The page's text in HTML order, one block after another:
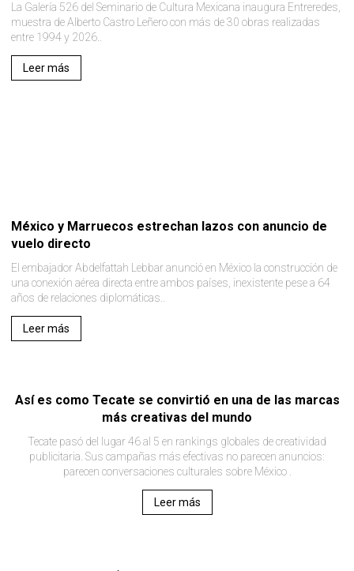
La Galería 526 del Seminario de Cultura Mexicana inaugura Entreredes,
muestra de Alberto Castro Leñero con más de 30 obras realizadas
entre 1994 y 2026..
Leer más
México y Marruecos estrechan lazos con anuncio de
vuelo directo
El embajador Abdelfattah Lebbar anunció en México la construcción de
una conexión aérea directa entre ambos países, inexistente pese a 64
años de relaciones diplomáticas..
Leer más
Así es como Tecate se convirtió en una de las marcas
más creativas del mundo
Tecate pasó del lugar 46 al 5 en rankings globales de creatividad
publicitaria. Sus campañas más efectivas no parecen anuncios:
parecen conversaciones culturales sobre México .
Leer más